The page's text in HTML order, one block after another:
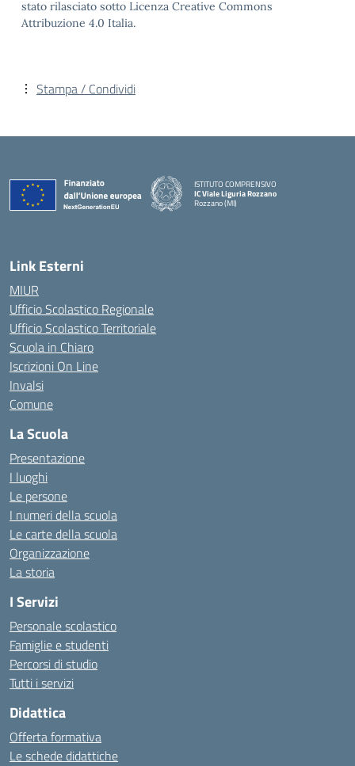
stato rilasciato sotto Licenza Creative Commons
Attribuzione 4.0 Italia.
Stampa / Condividi
ISTITUTO COMPRENSIVO
IC Viale Liguria Rozzano
Rozzano (MI)
Link Esterni
MIUR
Ufficio Scolastico Regionale
Ufficio Scolastico Territoriale
Scuola in Chiaro
Iscrizioni On Line
Invalsi
Comune
La Scuola
Presentazione
I luoghi
Le persone
I numeri della scuola
Le carte della scuola
Organizzazione
La storia
I Servizi
Personale scolastico
Famiglie e studenti
Percorsi di studio
Tutti i servizi
Didattica
Offerta formativa
Le schede didattiche